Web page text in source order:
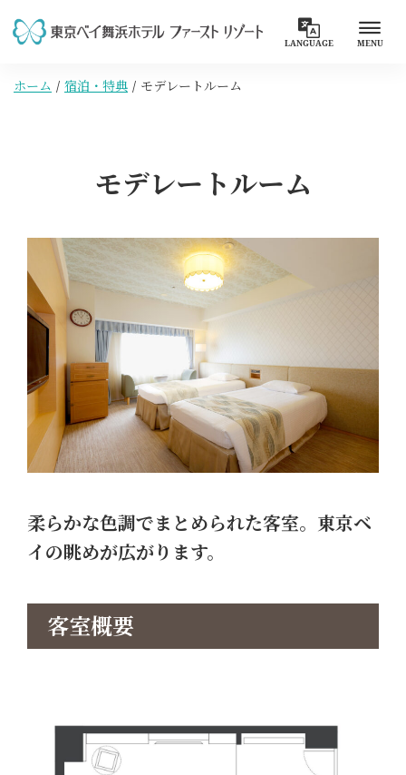
LANGUAGE MENU
ホーム 宿泊・特典 モデレートルーム
モデレートルーム
柔らかな色調でまとめられた客室。東京ベ
イの眺めが広がります。
客室概要